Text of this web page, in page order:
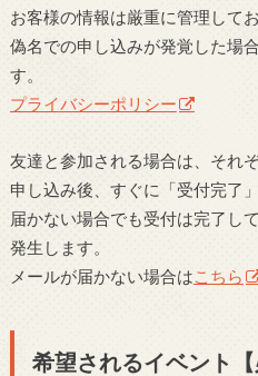
お客様の情報は厳重に管理してお
偽名での申し込みが発覚した場
す。
プライバシーポリシー
友達と参加される場合は、それ
申し込み後、すぐに「受付完了
届かない場合でも受付は完了し
発生します。
メールが届かない場合はこちら
希望されるイベント【